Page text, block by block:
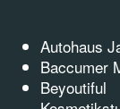
Autohaus
Baccumer
Beyoutiful